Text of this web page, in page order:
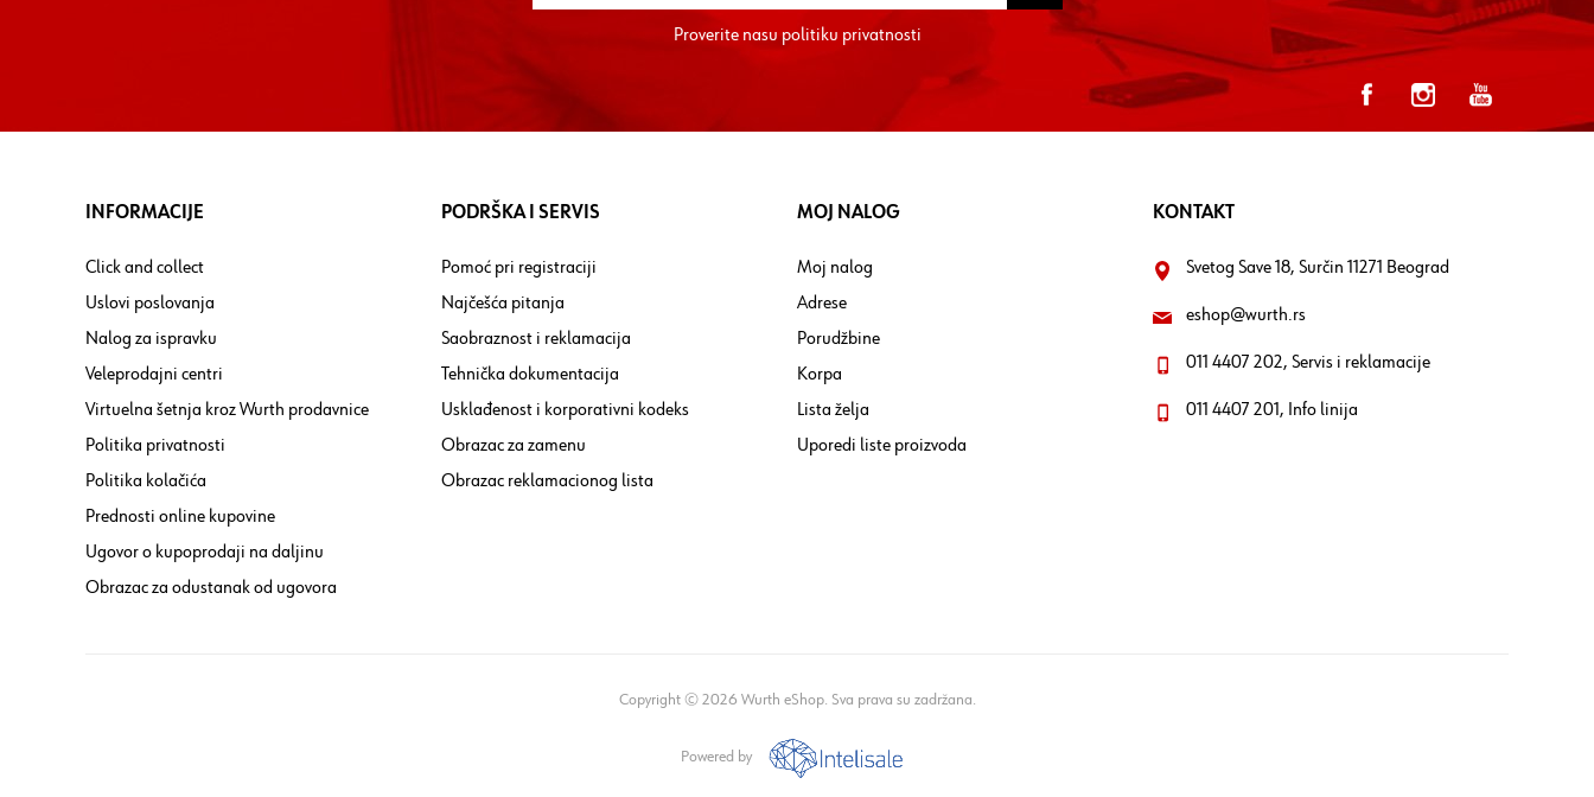
Proverite nasupolitiku privatnosti
INFORMACIJE
Click and collect
Uslovi poslovanja
Nalog za ispravku
Veleprodajni centri
Virtuelna šetnja kroz Wurth prodavnice
Politika privatnosti
Politika kolačića
Prednosti online kupovine
Ugovor o kupoprodaji na daljinu
Obrazac za odustanak od ugovora
PODRŠKA I SERVIS
Pomoć pri registraciji
Najčešća pitanja
Saobraznost i reklamacija
Tehnička dokumentacija
Usklađenost i korporativni kodeks
Obrazac za zamenu
Obrazac reklamacionog lista
MOJ NALOG
Moj nalog
Adrese
Porudžbine
Korpa
Lista želja
Uporedi liste proizvoda
KONTAKT
Svetog Save 18, Surčin 11271 Beograd
eshop@wurth.rs
011 4407 202, Servis i reklamacije
011 4407 201, Info linija
Copyright © 2026 Wurth eShop. Sva prava su zadržana.
Powered by